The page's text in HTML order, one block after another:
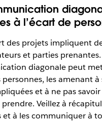
à l’écart de
des projets impliquent
et parties prenantes.
diagonale peut
les amenant à
et à ne pas
Veillez à
et à les communiquer à